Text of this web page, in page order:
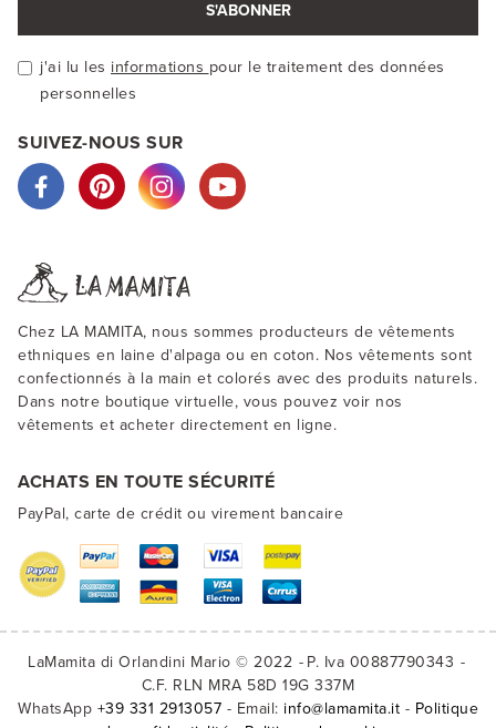
S'ABONNER
j'ai lu les informations pour le traitement des données
personnelles
SUIVEZ-NOUS SUR
Chez LA MAMITA, nous sommes producteurs de vêtements
ethniques en laine d'alpaga ou en coton. Nos vêtements sont
confectionnés à la main et colorés avec des produits naturels.
Dans notre boutique virtuelle, vous pouvez voir nos
vêtements et acheter directement en ligne.
ACHATS EN TOUTE SÉCURITÉ
PayPal, carte de crédit ou virement bancaire
LaMamita di Orlandini Mario © 2022
P. Iva 00887790343
C.F. RLN MRA 58D 19G 337M
WhatsApp +39 331 2913057 - Email: info@lamamita.it - Politique